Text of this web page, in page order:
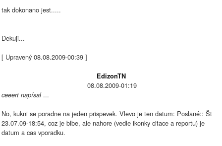
tak dokonano jest.....
Dekuji...
[ Upravený 08.08.2009-00:39 ]
EdizonTN
08.08.2009-01:19
ceeert napísal...
No, kukni se poradne na jeden prispevek. Vlevo je ten datum: Poslané:: Št
23.07.09-18:54, coz je blbe, ale nahore (vedle ikonky citace a reportu) je
datum a cas vporadku.